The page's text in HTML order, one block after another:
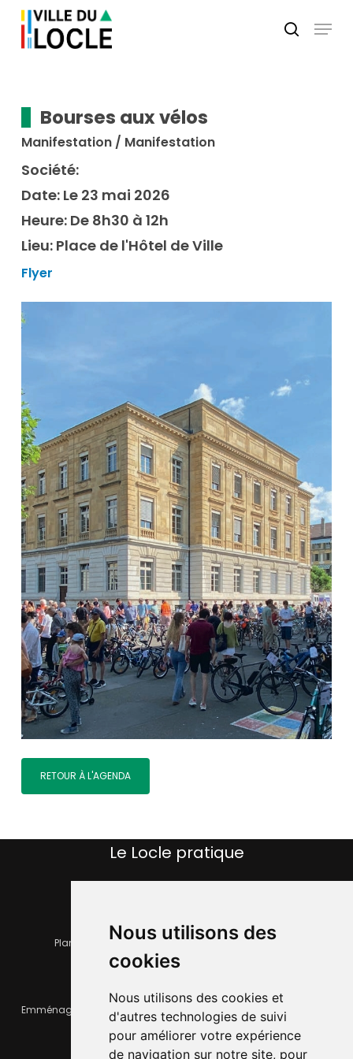
Nous utilisons des
cookies
Nous utilisons des cookies et
d'autres technologies de suivi
pour améliorer votre expérience
de navigation sur notre site, pour
Skip
main
search
Menu
Bourses aux vélos
Manifestation / Manifestation
Société:
Date:Le 23 mai 2026
Heure:De 8h30 à 12h
Lieu:Place de l'Hôtel de Ville
Flyer
RETOUR À L'AGENDA
Le Locle pratique
Plan de la ville Horaires et services communaux
Emménager ou déménager Infos pratiques